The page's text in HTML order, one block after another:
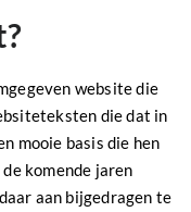
website die
die dat in
mooie basis die hen
komende jaren
aan bijgedragen te